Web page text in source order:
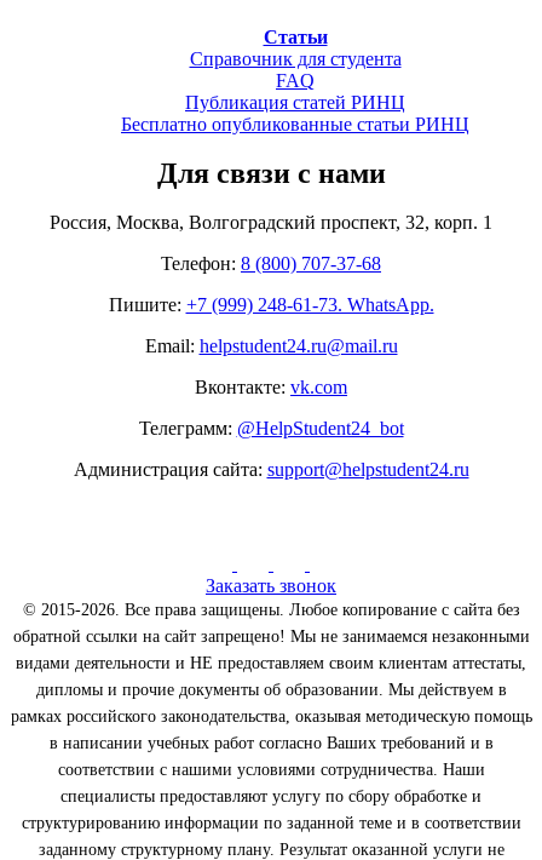
Статьи
Справочник для студента
FAQ
Публикация статей РИНЦ
Бесплатно опубликованные статьи РИНЦ
Для связи с нами
Россия, Москва, Волгоградский проспект, 32, корп. 1
Телефон: 8 (800) 707-37-68
Пишите: +7 (999) 248-61-73. WhatsApp.
Email: helpstudent24.ru@mail.ru
Вконтакте: vk.com
Телеграмм: @HelpStudent24_bot
Администрация сайта: support@helpstudent24.ru
Заказать звонок
© 2015-2026. Все права защищены. Любое копирование с сайта без
обратной ссылки на сайт запрещено! Мы не занимаемся незаконными
видами деятельности и НЕ предоставляем своим клиентам аттестаты,
дипломы и прочие документы об образовании. Мы действуем в
рамках российского законодательства, оказывая методическую помощь
в написании учебных работ согласно Ваших требований и в
соответствии с нашими условиями сотрудничества. Наши
специалисты предоставляют услугу по сбору обработке и
структурированию информации по заданной теме и в соответствии
заданному структурному плану. Результат оказанной услуги не